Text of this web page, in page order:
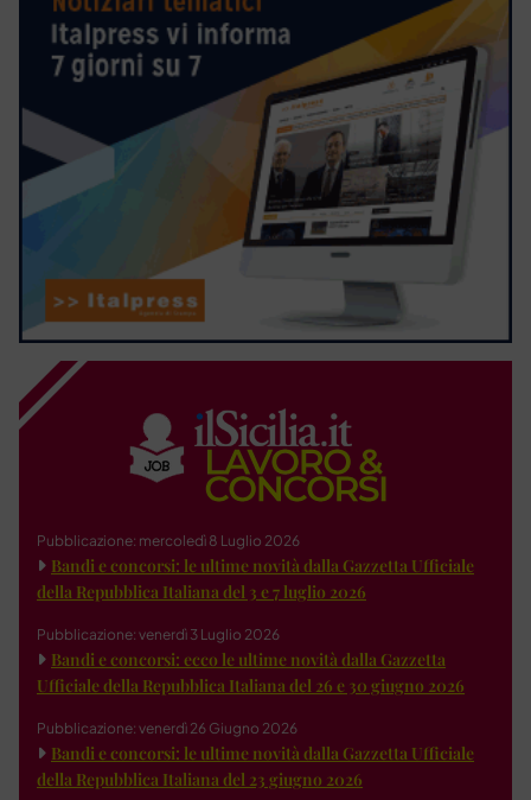
Pubblicazione: mercoledì 8 Luglio 2026
Bandi e concorsi: le ultime novità dalla Gazzetta Ufficiale
della Repubblica Italiana del 3 e 7 luglio 2026
Pubblicazione: venerdì 3 Luglio 2026
Bandi e concorsi: ecco le ultime novità dalla Gazzetta
Ufficiale della Repubblica Italiana del 26 e 30 giugno 2026
Pubblicazione: venerdì 26 Giugno 2026
Bandi e concorsi: le ultime novità dalla Gazzetta Ufficiale
della Repubblica Italiana del 23 giugno 2026